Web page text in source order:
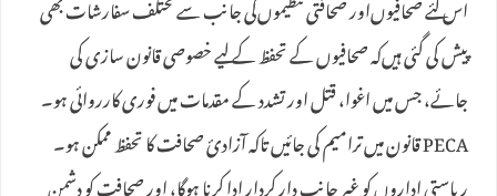
اس لئے صحافیوں‌اور صحافتی تنظیموں‌کی جانب سے مختلف سفارشات بھی
پیش کی گئی ہیں‌کہ صحافیوں کے تحفظ کے لیے خصوصی قانون سازی کی
جائے، جس میں اغوا، قتل اور تشدد کے مقدمات میں فوری کارروائی ہو۔
PECA قانون میں ترامیم کی جائیں تاکہ آزادیٔ صحافت کا تحفظ ممکن ہو۔